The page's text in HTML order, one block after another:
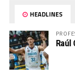
HEADLINES
Raúl